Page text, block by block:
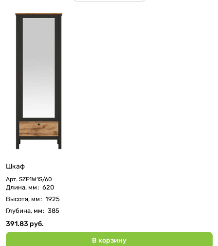
Шкаф
Арт. SZF1W1S/60
Длина, мм: 620
Высота, мм: 1925
Глубина, мм: 385
391.83 руб.
В корзину